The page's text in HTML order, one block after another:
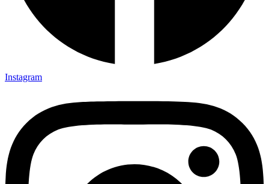
Instagram